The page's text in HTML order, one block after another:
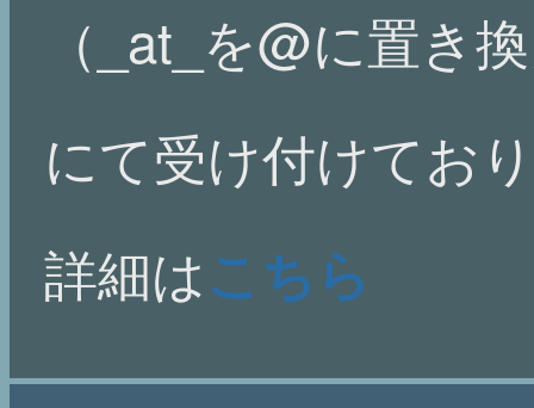
（_at_を@に置き
にて受け付けてお
詳細はこちら